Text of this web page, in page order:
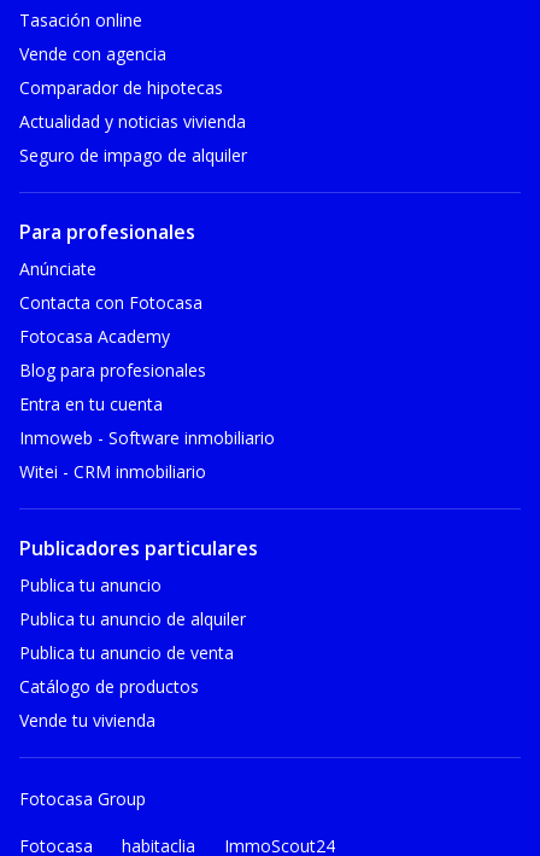
Tasación online
Vende con agencia
Comparador de hipotecas
Actualidad y noticias vivienda
Seguro de impago de alquiler
Para profesionales
Anúnciate
Contacta con Fotocasa
Fotocasa Academy
Blog para profesionales
Entra en tu cuenta
Inmoweb - Software inmobiliario
Witei - CRM inmobiliario
Publicadores particulares
Publica tu anuncio
Publica tu anuncio de alquiler
Publica tu anuncio de venta
Catálogo de productos
Vende tu vivienda
Fotocasa Group
Fotocasa habitaclia ImmoScout24